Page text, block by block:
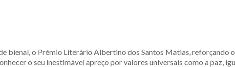
bienal, o Prémio Literário Albertino dos Santos Matias, reforçando
o seu inestimável apreço por valores universais como a paz,